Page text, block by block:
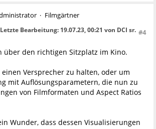
Filmgärtner
#4
Letzte Bearbeitung: 19.07.23, 00:21 von DCI sr.
über den richtigen Sitzplatz im Kino.
einen Versprecher zu halten, oder um
mit Auflösungsparametern, die nun zu
von Filmformaten und Aspect Ratios
Wunder, dass dessen Visualisierungen